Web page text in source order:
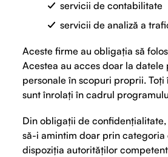
servicii de contabilitate
servicii de analiză a
Aceste firme au obligația să
Acestea au acces doar la
personale în scopuri proprii.
sunt înrolați în cadrul
Din obligații de
să-i amintim doar prin
dispoziția autorităților